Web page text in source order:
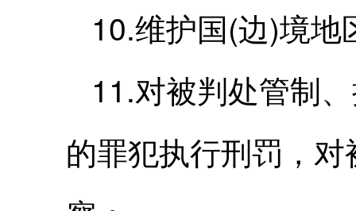
10.维护国(边)境
11.对被判处管制
的罪犯执行刑罚，